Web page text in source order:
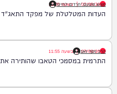
מוגש מטעם 'חרדים לחיים'
07/08/26
| בשעה12:09
העדות המטלטלת של מפקד התאג"ד
הרב יוסף זאב
07/08/26
| בשעה 11:55
התרמית במסמכי הטאבו שהותירה